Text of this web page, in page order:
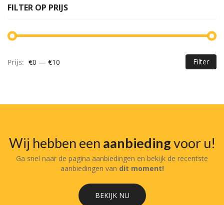
FILTER OP PRIJS
Filter
Prijs: €0 — €10
Wij hebben een aanbiedingvoor u!
Ga snel naar de pagina aanbiedingen en bekijk de recentste
aanbiedingen van dit moment!
BEKIJK NU